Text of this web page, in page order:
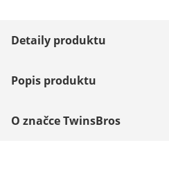
Detaily produktu
Popis produktu
O značce TwinsBros